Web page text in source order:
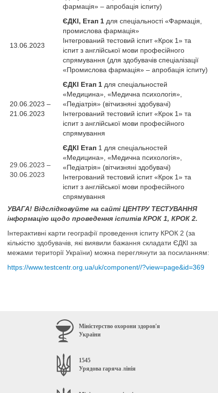
фармація» – апробація іспиту)
13.06.2023
ЄДКІ, Етап 1 для спеціальності «Фармація,
промислова фармація»
Інтегрований тестовий іспит «Крок 1» та
іспит з англійської мови професійного
спрямування (для здобувачів спеціалізації
«Промислова фармація» – апробація іспиту)
20.06.2023 –
21.06.2023
ЄДКІ Етап 1 для спеціальностей
«Медицина», «Медична психологія»,
«Педіатрія» (вітчизняні здобувачі)
Інтегрований тестовий іспит «Крок 1» та
іспит з англійської мови професійного
спрямування
29.06.2023 –
30.06.2023
ЄДКІ Етап 1 для спеціальностей
«Медицина», «Медична психологія»,
«Педіатрія» (вітчизняні здобувачі)
Інтегрований тестовий іспит «Крок 1» та
іспит з англійської мови професійного
спрямування
УВАГА! Відслідковуйте на сайті ЦЕНТРУ ТЕСТУВАННЯ
інформацію щодо проведення іспитів КРОК 1, КРОК 2.
Інтерактивні карти географії проведення іспиту КРОК 2 (за
кількістю здобувачів, які виявили бажання складати ЄДКІ за
межами території України) можна переглянути за посиланням:
https://www.testcentr.org.ua/uk/component//?view=page&id=369
Міністерство охорони здоров'я
України
1545
Урядова гаряча лінія